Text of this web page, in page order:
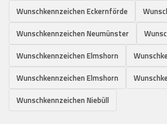
Wunschkennzeichen Eckernförde
Wunschkennzeichen Neumünster
Wunschkennzeichen Elmshorn
Wunschkennzeichen Elmshorn
Wunschkennzeichen Niebüll